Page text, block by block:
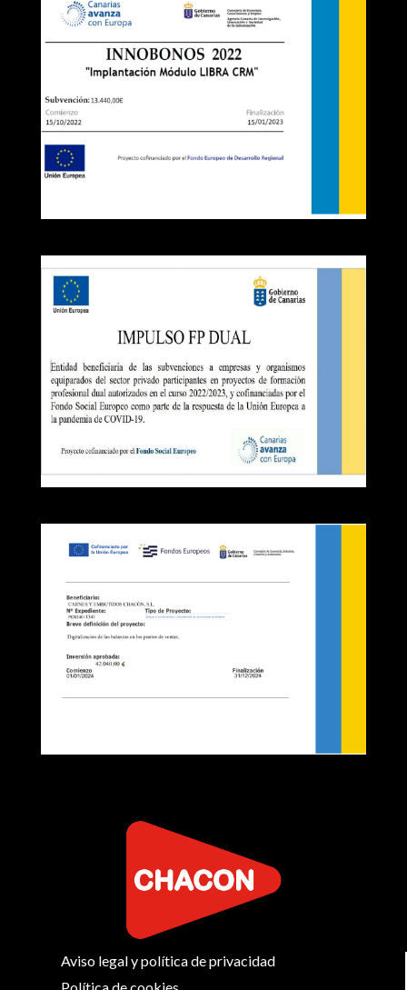
Aviso legal y política de privacidad